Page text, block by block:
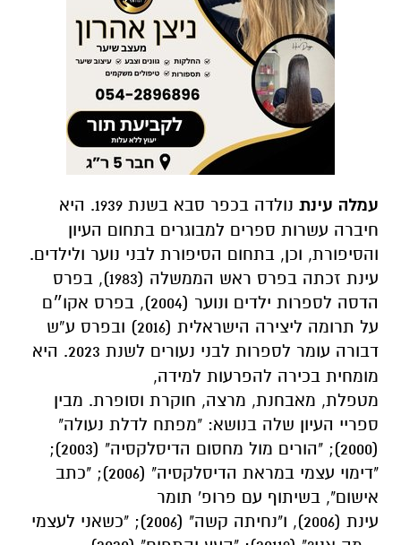
עמלה עינת
נולדה בכפר סבא בשנת 1939. היא
חיברה עשרות ספרים למבוגרים בתחום העיון
והסיפורת, וכן, בתחום הסיפורת לבני נוער ולילדים.
עינת זכתה בפרס ראש הממשלה (1983), בפרס
הדסה לספרות ילדים ונוער (2004), בפרס אקו״ם
על תרומה ליצירה הישראלית (2016) ובפרס ע”ש
דבורה עומר לספרות לבני נעורים לשנת 2023.
היא
מומחית בכירה להפרעות למידה,
מטפלת, מאבחנת, מרצה, חוקרת וסופרת. מבין
ספריי העיון שלה בנושא: "מפתח לדלת נעולה"
(2000); "הורים מול מחסום הדיסלקסיה" (2003);
"דימוי עצמי במראת הדיסלקסיה" (2006); "כתב
אישום", בשיתוף עם פרופ' תומר
עינת (2006),
ו"נחיתה קשה" (2006); "כשאני לעצמי